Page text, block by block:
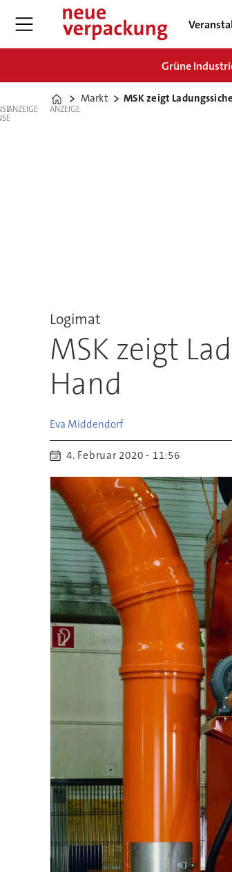
Grüne
Home
Markt MSK zeigt
ANZEIGE ANZEIGE
Logimat
MSK zeigt
Hand
Eva Middendorf
4. Februar 2020 - 11:56